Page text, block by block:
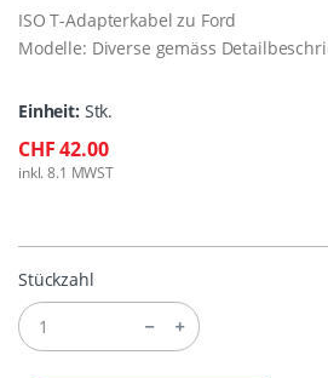
ISO T-Adapterkabel zu Ford
Modelle: Diverse gemäss
Einheit: Stk.
CHF 42.00
inkl. 8.1 MWST
Stückzahl